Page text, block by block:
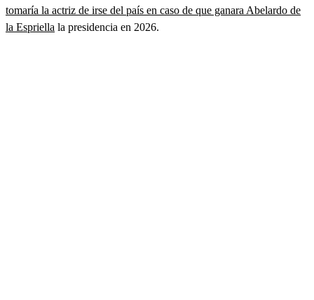
tomaría la actriz de irse del país en caso de que ganara Abelardo de
la Espriella la presidencia en 2026.